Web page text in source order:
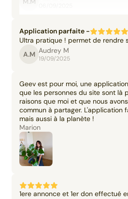
Application parfaite -
Ultra pratique ! permet de rendre
A.M Audrey M
19/09/2025
Geev est pour moi, une
que les personnes du site sont là
raisons que moi et que nous
commun à partager. L'application
mais aussi à la planète !
Marion
1ere annonce et 1er don effectué